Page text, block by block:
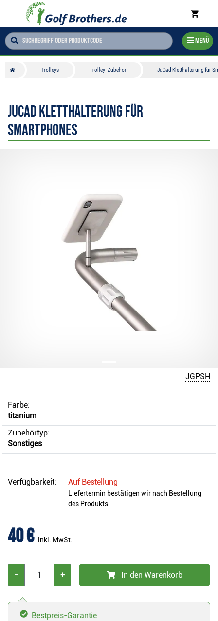
Menü
Trolleys Trolley-Zubehör JuCad Kletthalterung für
JuCad Kletthalterung für
Smartphones
JGPSH
Farbe:
titanium
Zubehörtyp:
Sonstiges
Verfügbarkeit: Auf Bestellung
Liefertermin bestätigen wir nach Bestellung
des Produkts
40 € inkl. MwSt.
− + In den Warenkorb
Bestpreis-Garantie